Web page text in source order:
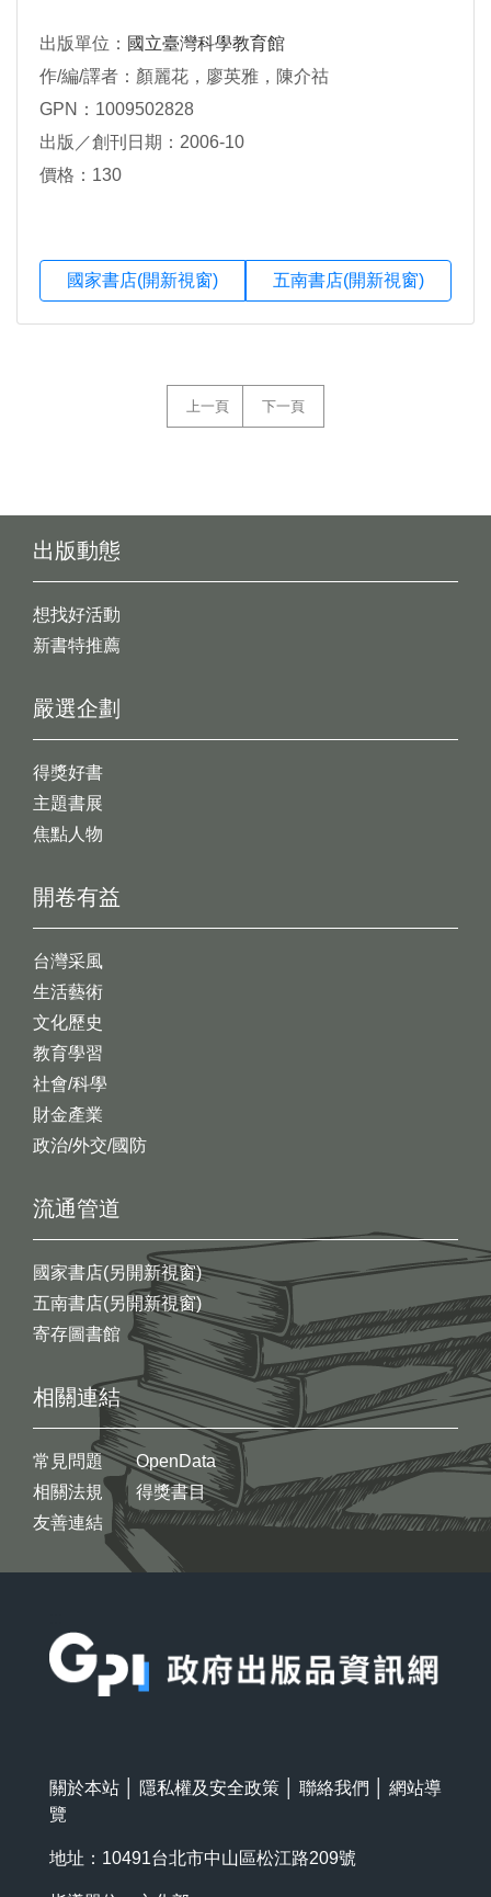
出版單位： 國立臺灣科學教育館
作/編/譯者：顏麗花，廖英雅，陳介祜
GPN：1009502828
出版／創刊日期：2006-10
價格：130
國家書店(開新視窗) 五南書店(開新視窗)
上一頁 下一頁
出版動態
想找好活動
新書特推薦
開卷有益
台灣采風
生活藝術
文化歷史
教育學習
社會/科學
財金產業
政治/外交/國防
嚴選企劃
得獎好書
主題書展
焦點人物
流通管道
國家書店(另開新視窗)
五南書店(另開新視窗)
寄存圖書館
相關連結
常見問題
相關法規
友善連結
OpenData
得獎書目
關於本站 隱私權及安全政策 聯絡我們
網站導
覽
地址：10491台北市中山區松江路209號